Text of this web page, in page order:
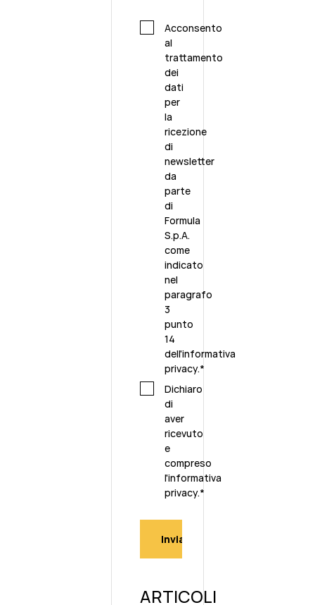
Acconsento
al
trattamento
dei
dati
per
la
ricezione
di
newsletter
da
parte
di
Formula
S.p.A.
come
indicato
nel
paragrafo
3
punto
14
dell'informativa
privacy.*
Dichiaro
di
aver
ricevuto
e
compreso
l'informativa
privacy.*
ARTICOLI